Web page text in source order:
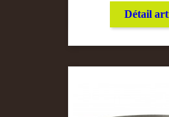
Détail